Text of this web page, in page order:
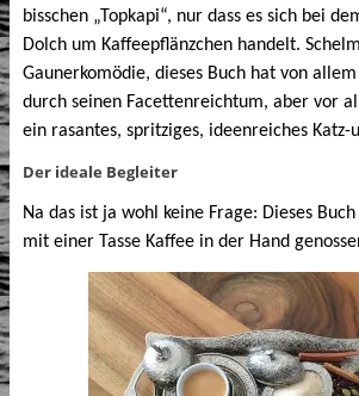
bisschen „Topkapi“, nur dass es sich bei
Dolch um Kaffeepflänzchen handelt.
Gaunerkomödie, dieses Buch hat von
durch seinen Facettenreichtum, aber vor
ein rasantes, spritziges, ideenreiches Katz-
Der ideale Begleiter
Na das ist ja wohl keine Frage: Dieses
mit einer Tasse Kaffee in der Hand